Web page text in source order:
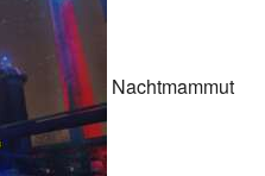
Nachtmammut